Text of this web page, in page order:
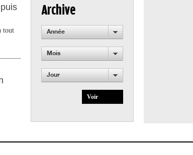
tout
Archive
Année
Mois
Jour
Voir